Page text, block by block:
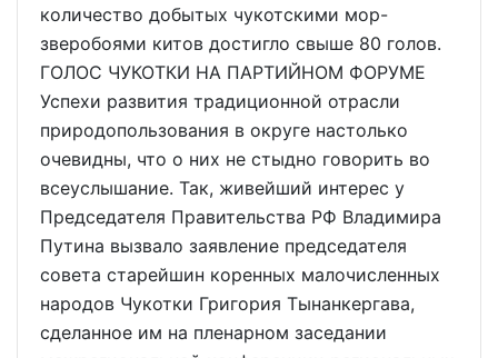
количество добытых чукотскими мор-
зверобоями китов достигло свыше 80 голов.
ГОЛОС ЧУКОТКИ НА ПАРТИЙНОМ ФОРУМЕ
Успехи развития традиционной отрасли
природопользования в округе настолько
очевидны, что о них не стыдно говорить во
всеуслышание. Так, живейший интерес у
Председателя Правительства РФ Владимира
Путина вызвало заявление председателя
совета старейшин коренных малочисленных
народов Чукотки Григория Тынанкергава,
сделанное им на пленарном заседании